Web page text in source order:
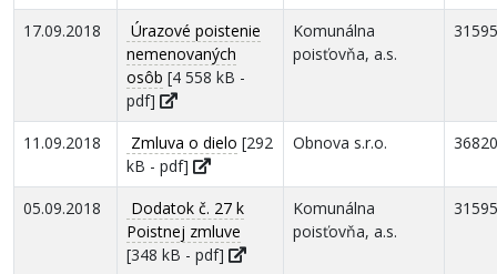
17.09.2018
Úrazové poistenie
nemenovaných
osôb [4 558 kB -
pdf]
Komunálna
poisťovňa, a.s.
11.09.2018 Zmluva o dielo [292
kB - pdf]
Obnova s.r.o.
05.09.2018
Dodatok č. 27 k
Poistnej zmluve
[348 kB - pdf]
Komunálna
poisťovňa, a.s.